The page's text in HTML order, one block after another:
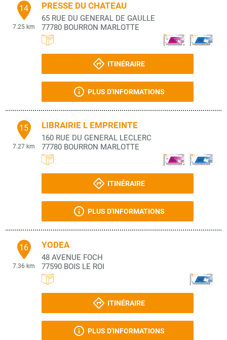
14
7.25 km
PRESSE DU CHATEAU
65 RUE DU GENERAL DE GAULLE
77780 BOURRON MARLOTTE
ITINÉRAIRE
PLUS D'INFORMATIONS
15
7.27 km
LIBRAIRIE L EMPREINTE
160 RUE DU GENERAL LECLERC
77780 BOURRON MARLOTTE
ITINÉRAIRE
PLUS D'INFORMATIONS
16
7.36 km
YODEA
48 AVENUE FOCH
77590 BOIS LE ROI
ITINÉRAIRE
PLUS D'INFORMATIONS